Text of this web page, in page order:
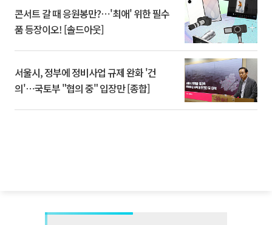
콘서트 갈 때 응원봉만?⋯'최애' 위한 필수
품 등장이오! [솔드아웃]
서울시, 정부에 정비사업 규제 완화 '건
의'⋯국토부 "협의 중" 입장만 [종합]